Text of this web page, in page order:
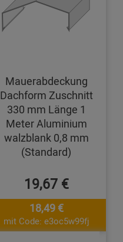
Mauerabdeckung
Dachform Zuschnitt
330 mm Länge 1
Meter Aluminium
walzblank 0,8 mm
(Standard)
19,67 €
18,49 €
mit Code: e3oc5w99fj